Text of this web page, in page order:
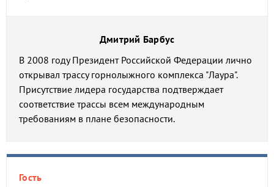
Дмитрий Барбус
В 2008 году Президент Российской Федерации лично
открывал трассу горнолыжного комплекса "Лаура".
Присутствие лидера государства подтверждает
соответствие трассы всем международным
требованиям в плане безопасности.
Гость